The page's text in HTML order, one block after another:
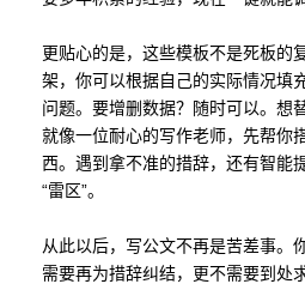
更贴心的是，这些模板不是死板的
架，你可以根据自己的实际情况填
问题。要增删数据？随时可以。想
就像一位耐心的写作老师，先帮你
西。遇到拿不准的措辞，还有智能
“雷区”。
从此以后，写公文不再是苦差事。
需要再为措辞纠结，更不需要到处